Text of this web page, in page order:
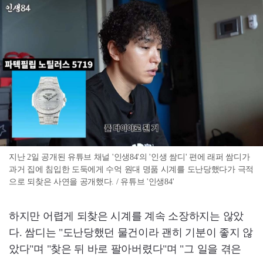
지난 2일 공개된 유튜브 채널 '인생84'의 '인생 쌈디' 편에 래퍼 쌈디가
과거 집에 침입한 도둑에게 수억 원대 명품 시계를 도난당했다가 극적
으로 되찾은 사연을 공개했다. / 유튜브 '인생84'
하지만 어렵게 되찾은 시계를 계속 소장하지는 않았
다. 쌈디는 "도난당했던 물건이라 괜히 기분이 좋지 않
았다"며 "찾은 뒤 바로 팔아버렸다"며 "그 일을 겪은